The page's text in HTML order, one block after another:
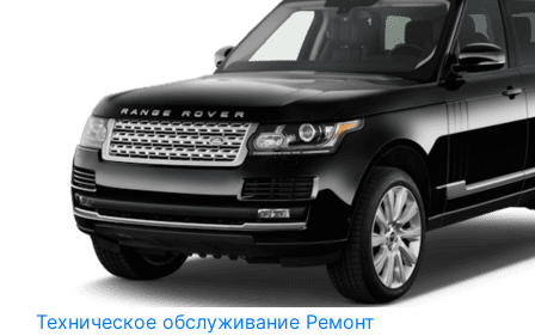
Техническое обслуживание Ремонт